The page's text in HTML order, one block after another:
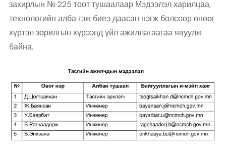
захирлын № 225 тоот тушаалаар Мэдээлэл харилцаа,
технологийн алба гэж биеэ даасан нэгж болсоор өнөөг
хүртэл зорилгын хүрээнд үйл ажиллагаагаа явуулж
байна.